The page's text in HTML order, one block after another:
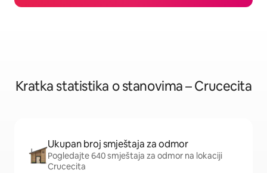
Kratka statistika o stanovima – Crucecita
Ukupan broj smještaja za odmor
Pogledajte 640 smještaja za odmor na lokaciji
Crucecita